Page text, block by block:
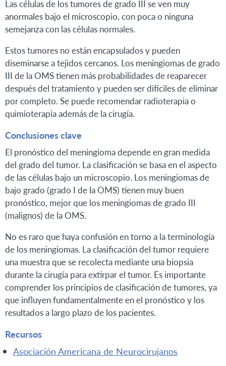
Las células de los tumores de grado III se ven muy
anormales bajo el microscopio, con poca o ninguna
semejanza con las células normales.
Estos tumores no están encapsulados y pueden
diseminarse a tejidos cercanos. Los meningiomas de grado
III de la OMS tienen más probabilidades de reaparecer
después del tratamiento y pueden ser difíciles de eliminar
por completo. Se puede recomendar radioterapia o
quimioterapia además de la cirugía.
Conclusiones clave
El pronóstico del meningioma depende en gran medida
del grado del tumor. La clasificación se basa en el aspecto
de las células bajo un microscopio. Los meningiomas de
bajo grado (grado I de la OMS) tienen muy buen
pronóstico, mejor que los meningiomas de grado III
(malignos) de la OMS.
No es raro que haya confusión en torno a la terminología
de los meningiomas. La clasificación del tumor requiere
una muestra que se recolecta mediante una biopsia
durante la cirugía para extirpar el tumor. Es importante
comprender los principios de clasificación de tumores, ya
que influyen fundamentalmente en el pronóstico y los
resultados a largo plazo de los pacientes.
Recursos
Asociación Americana de Neurocirujanos